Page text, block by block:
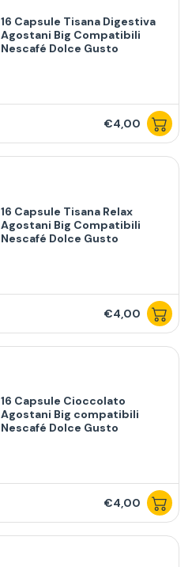
16 Capsule Tisana Digestiva
Agostani Big Compatibili
Nescafé Dolce Gusto
€4,00
16 Capsule Tisana Relax
Agostani Big Compatibili
Nescafé Dolce Gusto
€4,00
16 Capsule Cioccolato
Agostani Big compatibili
Nescafé Dolce Gusto
€4,00